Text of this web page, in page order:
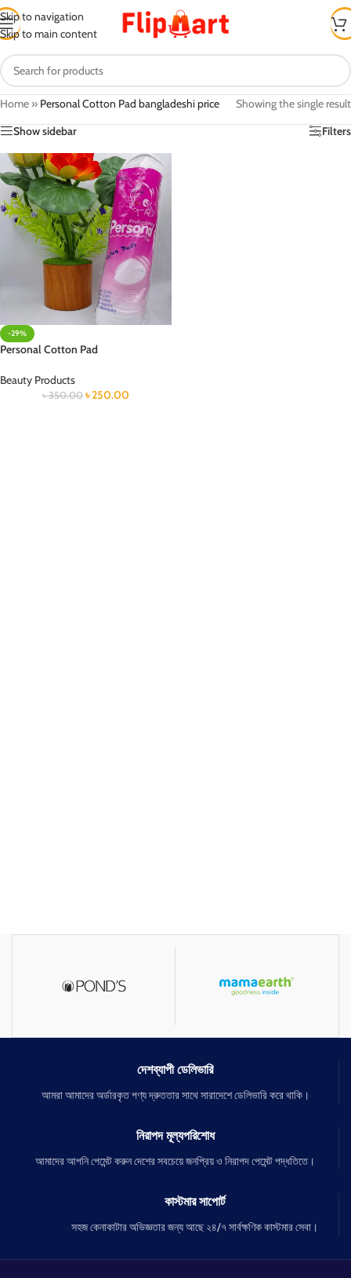
Skip to navigation
Skip to main content
Home » Personal Cotton Pad bangladeshi price
Showing the single result
Show sidebar
Filters
-29%
Personal Cotton Pad
Beauty Products
৳350.00 ৳250.00
দেশব্যাপী ডেলিভারি
আমরা আমাদের অর্ডারকৃত পণ্য দ্রুততার সাথে সারাদেশে ডেলিভারি করে থাকি।
নিরাপদ মূল্যপরিশোধ
আমাদের আপনি পেমেন্ট করুন দেশের সবচেয়ে জনপ্রিয় ও নিরাপদ পেমেন্ট পদ্ধতিতে।
কাস্টমার সাপোর্ট
সহজ কেনাকাটার অভিজ্ঞতার জন্য আছে ২৪/৭ সার্বক্ষণিক কাস্টমার সেবা।